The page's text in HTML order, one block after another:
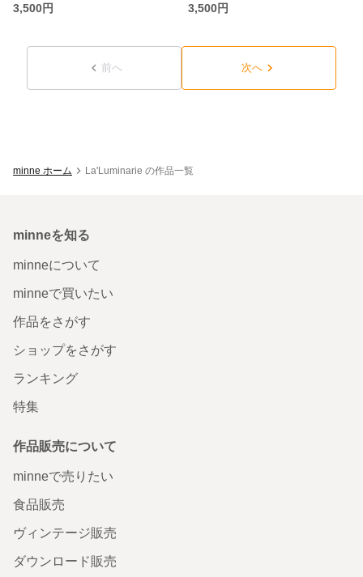
3,500円
3,500円
前へ 次へ
minne ホーム La'Luminarie の作品一覧
minneを知る
minneについて
minneで買いたい
作品をさがす
ショップをさがす
ランキング
特集
作品販売について
minneで売りたい
食品販売
ヴィンテージ販売
ダウンロード販売